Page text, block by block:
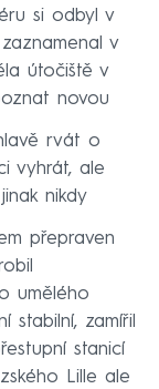
si odbyl v
v
útočiště v
novou
rvát o
vyhrát, ale
nikdy
přepraven
umělého
stabilní, zamířil
stanicí
Lille ale